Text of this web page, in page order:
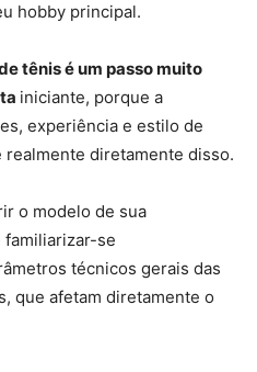
hobby principal.
tênis é um passo muito
iniciante, porque a
experiência e estilo de
diretamente disso.
o modelo de sua
se
técnicos gerais das
que afetam diretamente o